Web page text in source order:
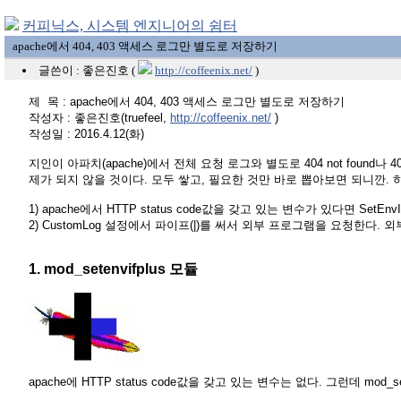
커피닉스, 시스템 엔지니어의 쉼터
apache에서 404, 403 액세스 로그만 별도로 저장하기
글쓴이 : 좋은진호 (
http://coffeenix.net/ )
제 목 : apache에서 404, 403 액세스 로그만 별도로 저장하기
작성자 : 좋은진호(truefeel, http://coffeenix.net/ )
작성일 : 2016.4.12(화)
지인이 아파치(apache)에서 전체 요청 로그와 별도로 404 not found나
제가 되지 않을 것이다. 모두 쌓고, 필요한 것만 바로 뽑아보면 되니깐.
1) apache에서 HTTP status code값을 갖고 있는 변수가 있다면
2) CustomLog 설정에서 파이프(|)를 써서 외부 프로그램을 요청한다.
1. mod_setenvifplus 모듈
apache에 HTTP status code값을 갖고 있는 변수는 없다. 그런데